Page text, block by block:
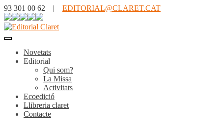
93 301 00 62 | EDITORIAL@CLARET.CAT
Novetats
Editorial
Qui som?
La Missa
Activitats
Ecoedició
Llibreria claret
Contacte